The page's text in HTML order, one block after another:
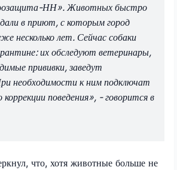
НН». Животных быстро
в приют, с которым город
несколько лет. Сейчас собаки
их обследуют ветеринары,
прививки, заведут
необходимости к ним подключат
коррекции поведения», - говорится в
что, хотя животные больше не